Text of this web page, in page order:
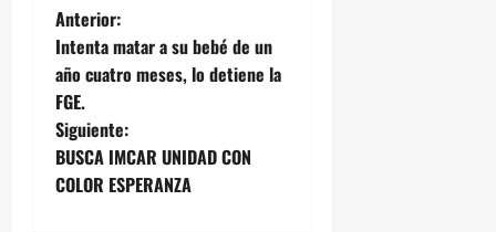
N
a
v
e
Anterior:
Intenta matar a su bebé de un
año cuatro meses, lo detiene la
FGE.
Siguiente:
BUSCA IMCAR UNIDAD CON
COLOR ESPERANZA